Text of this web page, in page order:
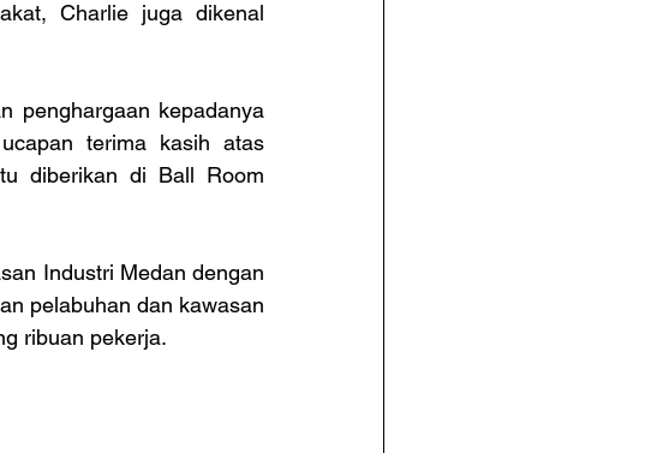
Charlie juga dikenal
penghargaan kepadanya
terima kasih atas
diberikan di Ball Room
Industri Medan dengan
pelabuhan dan kawasan
ribuan pekerja.